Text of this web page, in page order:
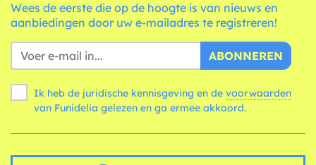
Wees de eerste die op de hoogte is van nieuws en
aanbiedingen door uw e-mailadres te registreren!
ABONNEREN
Ik heb de juridische kennisgeving en de voorwaarden
van Funidelia gelezen en ga ermee akkoord.